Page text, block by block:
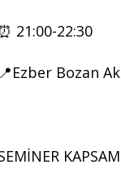
⏰ 21:00-22:30
📍Ezber Bozan